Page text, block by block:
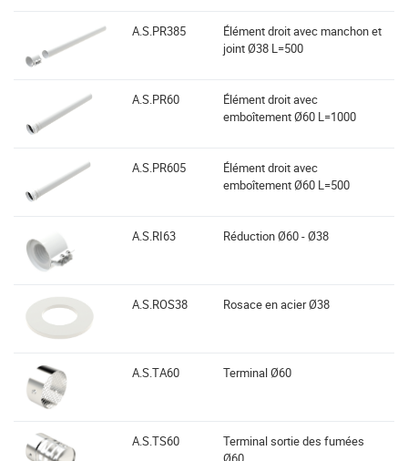
A.S.PR385
Élément droit avec manchon et
joint Ø38 L=500
A.S.PR60
Élément droit avec
emboîtement Ø60 L=1000
A.S.PR605
Élément droit avec
emboîtement Ø60 L=500
A.S.RI63 Réduction Ø60 - Ø38
A.S.ROS38 Rosace en acier Ø38
A.S.TA60 Terminal Ø60
A.S.TS60
Terminal sortie des fumées